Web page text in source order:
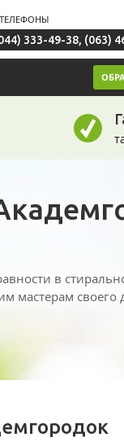
ТЕЛЕФОНЫ
333-49-38, (063)
в
мастерам своего